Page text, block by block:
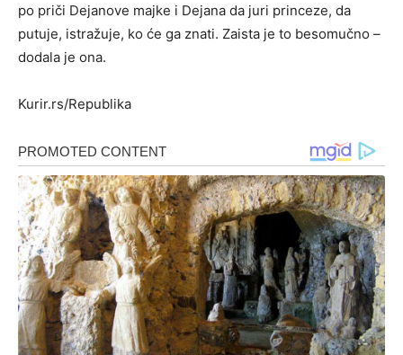
po priči Dejanove majke i Dejana da juri princeze, da
putuje, istražuje, ko će ga znati. Zaista je to besomučno –
dodala je ona.
Kurir.rs/Republika